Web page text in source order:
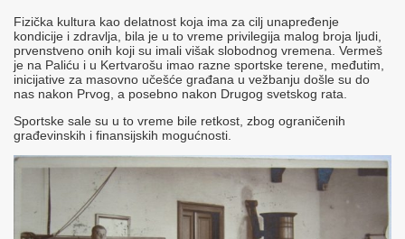
Fizička kultura kao delatnost koja ima za cilj unapređenje
kondicije i zdravlja, bila je u to vreme privilegija malog broja ljudi,
prvenstveno onih koji su imali višak slobodnog vremena. Vermeš
je na Paliću i u Kertvarošu imao razne sportske terene, međutim,
inicijative za masovno učešće građana u vežbanju došle su do
nas nakon Prvog, a posebno nakon Drugog svetskog rata.
Sportske sale su u to vreme bile retkost, zbog ograničenih
građevinskih i finansijskih mogućnosti.